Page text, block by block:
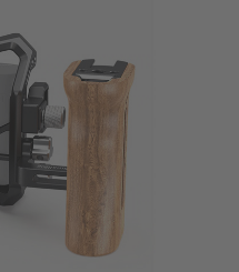
E-post:
kundeservice@japanphoto.no